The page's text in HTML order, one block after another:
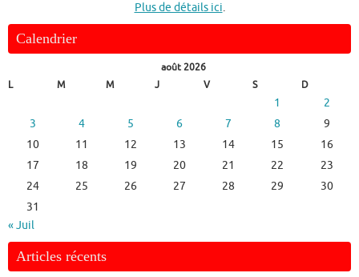
Plus de détails ici.
Calendrier
août 2026
L
M M J V S D
1
2
3
4 5 6 7 8
9
10
11 12 13 14 15
16
17
18 19 20 21 22
23
24
25 26 27 28 29
30
31
« Juil
Articles récents